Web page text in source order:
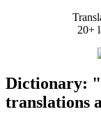
20+
Dictionary:
translations